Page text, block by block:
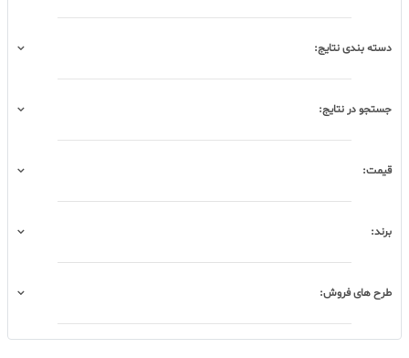
دسته بندی نتایج:
جستجو در نتایج:
قیمت:
برند:
طرح های فروش: